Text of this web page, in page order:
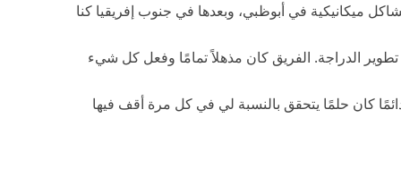
مشاكل ميكانيكية في أبوظبي، وبعدها في جنوب إفريقيا كنا
الدراجة. الفريق كان مذهلاً تمامًا وفعل كل شيء
داكار دائمًا كان حلمًا يتحقق بالنسبة لي في كل مرة أقف فيها